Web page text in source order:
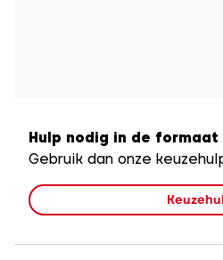
Hulp nodig in de formaat
Gebruik dan onze